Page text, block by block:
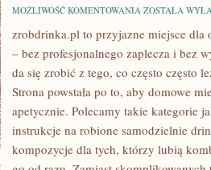
MOŻLIWOŚĆ KOMENTOWANIA ALKOHOL
GASTRONOMII
ZOSTAŁA
zrobdrinka.pl to przyjazne miejsce dla
– bez profesjonalnego zaplecza i bez
da się zrobić z tego, co często często
Strona powstała po to, aby domowe
apetycznie. Polecamy takie kategorie
instrukcje na robione samodzielnie
kompozycje dla tych, którzy lubią